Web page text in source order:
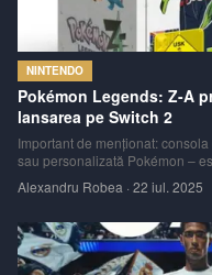
NINTENDO
Pokémon Legends: Z-A
lansarea pe Switch 2
Important de menționat:
sau personalizată Pokémon –
să achiziționeze atât consola,
Alexandru Robea · 22 iul. 2025